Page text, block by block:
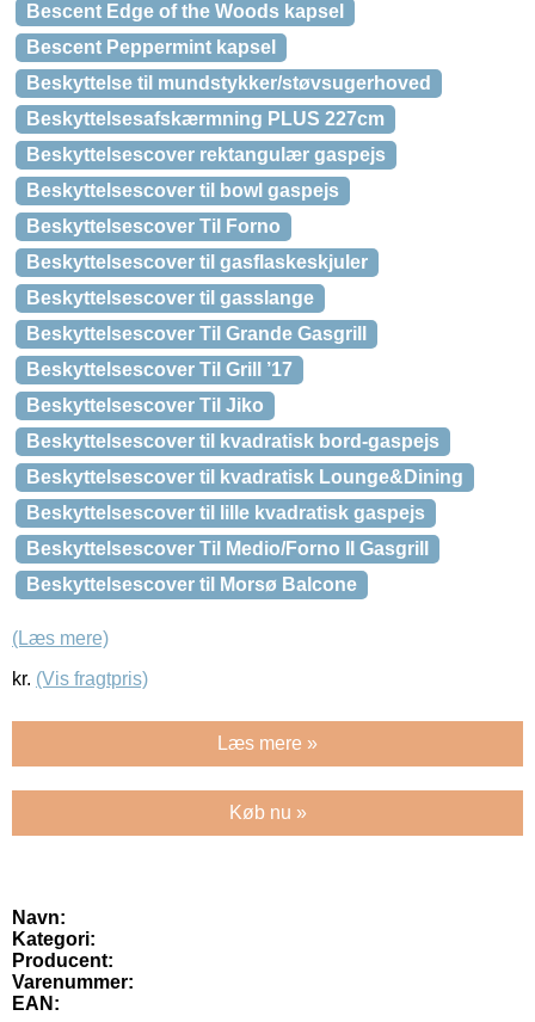
Bescent Edge of the Woods kapsel
Bescent Peppermint kapsel
Beskyttelse til mundstykker/støvsugerhoved
Beskyttelsesafskærmning PLUS 227cm
Beskyttelsescover rektangulær gaspejs
Beskyttelsescover til bowl gaspejs
Beskyttelsescover Til Forno
Beskyttelsescover til gasflaskeskjuler
Beskyttelsescover til gasslange
Beskyttelsescover Til Grande Gasgrill
Beskyttelsescover Til Grill ’17
Beskyttelsescover Til Jiko
Beskyttelsescover til kvadratisk bord-gaspejs
Beskyttelsescover til kvadratisk Lounge&Dining
Beskyttelsescover til lille kvadratisk gaspejs
Beskyttelsescover Til Medio/Forno II Gasgrill
Beskyttelsescover til Morsø Balcone
(Læs mere)
kr. (Vis fragtpris)
Læs mere »
Køb nu »
Navn:
Kategori:
Producent:
Varenummer:
EAN: